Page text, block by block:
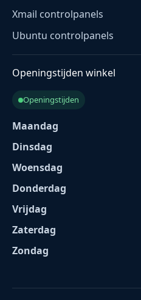
Xmail controlpanels
Ubuntu controlpanels
Openingstijden winkel
Openingstijden
Maandag
Dinsdag
Woensdag
Donderdag
Vrijdag
Zaterdag
Zondag